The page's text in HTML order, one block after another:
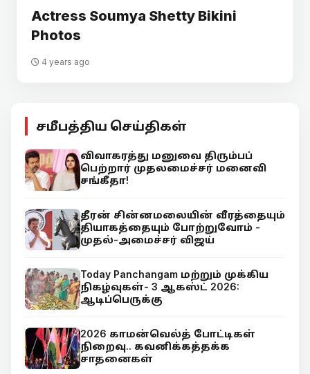
Actress Soumya Shetty Bikini
Photos
4 years ago
சமீபத்திய செய்திகள்
விவாகரத்து மனுவை திரும்பப்
பெற்றார் முதலமைச்சர் மனைவி
சங்கீதா!
தீரன் சின்னமலையின் வீரத்தையும்
தியாகத்தையும் போற்றுவோம் -
முதல்-அமைச்சர் விஜய்
Today Panchangam மற்றும் முக்கிய
நிகழ்வுகள்- 3 ஆகஸ்ட் 2026:
ஆடிப்பெருக்கு
2026 காமன்வெல்த் போட்டிகள்
நிறைவு.. கவனிக்கத்தக்க
சாதனைகள்